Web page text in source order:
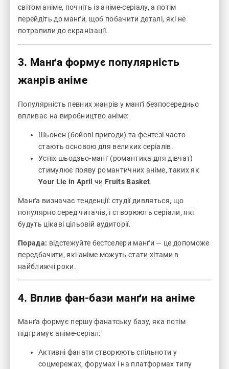
світом аніме, почніть із аніме-серіалу, а потім
перейдіть до манґи, щоб побачити деталі, які не
потрапили до екранізації.
3. Манґа формує популярність
жанрів аніме
Популярність певних жанрів у манґі безпосередньо
впливає на виробництво аніме:
Шьонен (бойові пригоди) та фентезі часто
стають основою для великих серіалів.
Успіх шьодзьо-манґ (романтика для дівчат)
стимулює появу романтичних аніме, таких як
Your Lie in April чи Fruits Basket.
Манґа визначає тенденції: студії дивляться, що
популярно серед читачів, і створюють серіали, які
будуть цікаві цільовій аудиторії.
Порада: відстежуйте бестселери манґи — це допоможе
передбачити, які аніме можуть стати хітами в
найближчі роки.
4. Вплив фан-бази манґи на аніме
Манґа формує першу фанатську базу, яка потім
підтримує аніме-серіал:
Активні фанати створюють спільноти у
соцмережах, форумах і на платформах типу